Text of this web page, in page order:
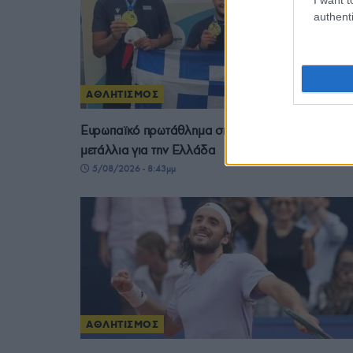
ΑΘΛΗΤΙΣΜΟΣ
Ευρωπαϊκό πρωτάθλημα σκοποβολής Κ23: Τρία
μετάλλια για την Ελλάδα
5/08/2026 - 8:43μμ
ΑΘΛΗΤΙΣΜΟΣ